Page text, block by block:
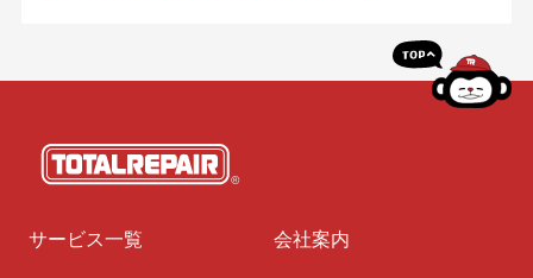
サービス一覧 会社案内